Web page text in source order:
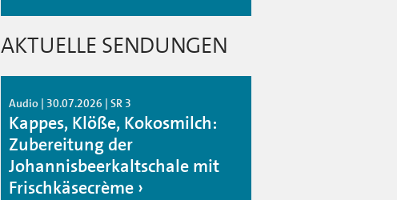
AKTUELLE SENDUNGEN
Audio | 30.07.2026 | SR 3
Kappes, Klöße, Kokosmilch:
Zubereitung der
Johannisbeerkaltschale mit
Frischkäsecrème